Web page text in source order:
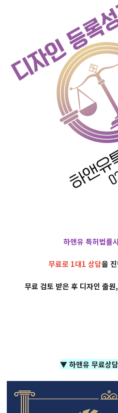
하앤유 특허법률
무료로 1대1 상담을
무료 검토 받은 후 디자인 출
▼ 하앤유 무료상